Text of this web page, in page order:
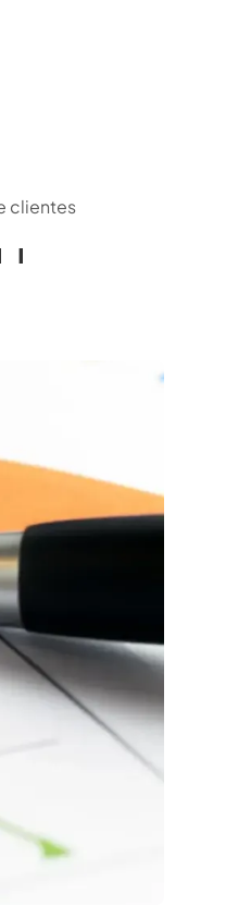
clientes